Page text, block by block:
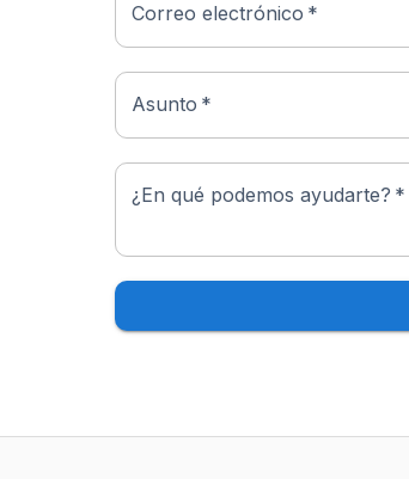
Correo electrónico *
Asunto *
¿En qué podemos ayudarte? *